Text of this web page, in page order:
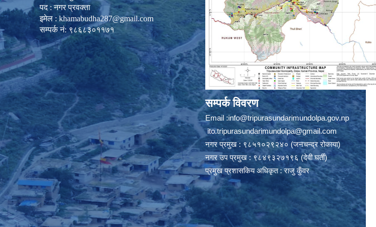
पद : नगर प्रवक्ता
इमेल : khamabudha287@gmail.com
सम्पर्क नं: ९८६८३०११७१
सम्पर्क विवरण
Email :info@tripurasundarimundolpa.gov.np
ito.tripurasundarimundolpa@gmail.com
नगर प्रमुख : ९८५१०२९२४० (जनचन्द्र रोकाया)
नगर उप प्रमुख : ९८४९३२७१९६ (देवी घर्ती)
प्रमुख प्रशासकिय अधिकृत : राजु कुँवर